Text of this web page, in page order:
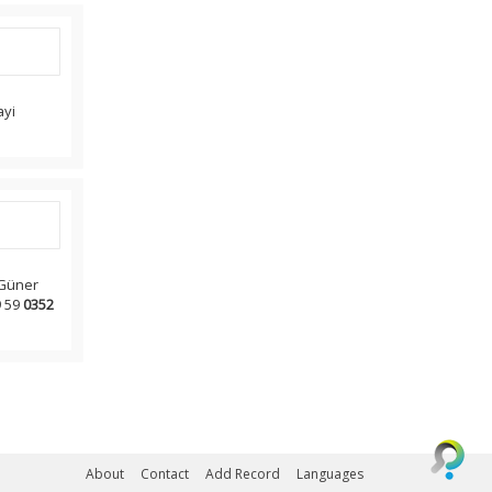
590352
About Contact Add Record Languages